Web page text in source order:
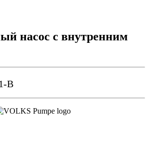
насос с внутренним
B